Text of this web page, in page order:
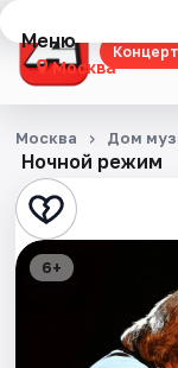
Меню
Москва
Концерты
Театр
Стендап
Ночной режим
Москва Дом
6+